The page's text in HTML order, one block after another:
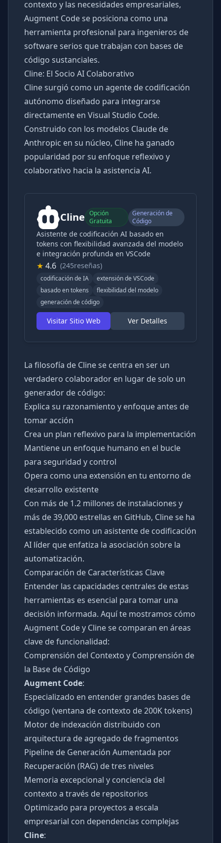
contexto y las necesidades empresariales,
Augment Code se posiciona como una
herramienta profesional para ingenieros de
software serios que trabajan con bases de
código sustanciales.
Cline: El Socio AI Colaborativo
Cline surgió como un agente de codificación
autónomo diseñado para integrarse
directamente en Visual Studio Code.
Construido con los modelos Claude de
Anthropic en su núcleo, Cline ha ganado
popularidad por su enfoque reflexivo y
colaborativo hacia la asistencia AI.
Cline Opción
Gratuita
Generación de
Código
Asistente de codificación AI basado en
tokens con flexibilidad avanzada del modelo
e integración profunda en VSCode
★ 4.6 (245reseñas)
codificación de IA
extensión de VSCode
basado en tokens
flexibilidad del modelo
generación de código
Visitar Sitio Web Ver Detalles
La filosofía de Cline se centra en ser un
verdadero colaborador en lugar de solo un
generador de código:
Explica su razonamiento y enfoque antes de
tomar acción
Crea un plan reflexivo para la implementación
Mantiene un enfoque humano en el bucle
para seguridad y control
Opera como una extensión en tu entorno de
desarrollo existente
Con más de 1.2 millones de instalaciones y
más de 39,000 estrellas en GitHub, Cline se ha
establecido como un asistente de codificación
AI líder que enfatiza la asociación sobre la
automatización.
Comparación de Características Clave
Entender las capacidades centrales de estas
herramientas es esencial para tomar una
decisión informada. Aquí te mostramos cómo
Augment Code y Cline se comparan en áreas
clave de funcionalidad:
Comprensión del Contexto y Comprensión de
la Base de Código
Augment Code:
Especializado en entender grandes bases de
código (ventana de contexto de 200K tokens)
Motor de indexación distribuido con
arquitectura de agregado de fragmentos
Pipeline de Generación Aumentada por
Recuperación (RAG) de tres niveles
Memoria excepcional y conciencia del
contexto a través de repositorios
Optimizado para proyectos a escala
empresarial con dependencias complejas
Cline: